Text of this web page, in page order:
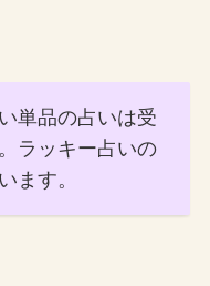
単品の占いは受
ラッキー占いの
ます。